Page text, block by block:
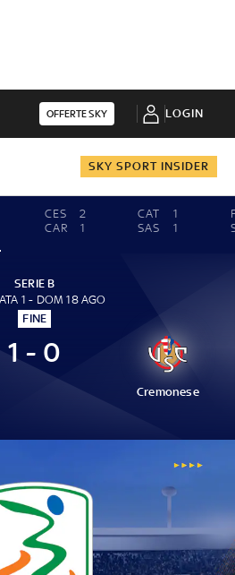
OFFERTE SKY LOGIN
SKY SPORT INSIDER
CES
2
CAR
1
CAT
1
SAS
1
SERIE B
1 - DOM 18 AGO
FINE
1 - 0
Cremonese